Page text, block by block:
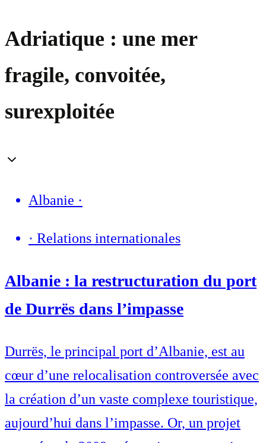
Adriatique : une mer
fragile, convoitée,
surexploitée
Albanie ·
· Relations internationales
Albanie : la restructuration du port
de Durrës dans l’impasse
Durrës, le principal port d’Albanie, est au
cœur d’une relocalisation controversée avec
la création d’un vaste complexe touristique,
aujourd’hui dans l’impasse. Or, un projet